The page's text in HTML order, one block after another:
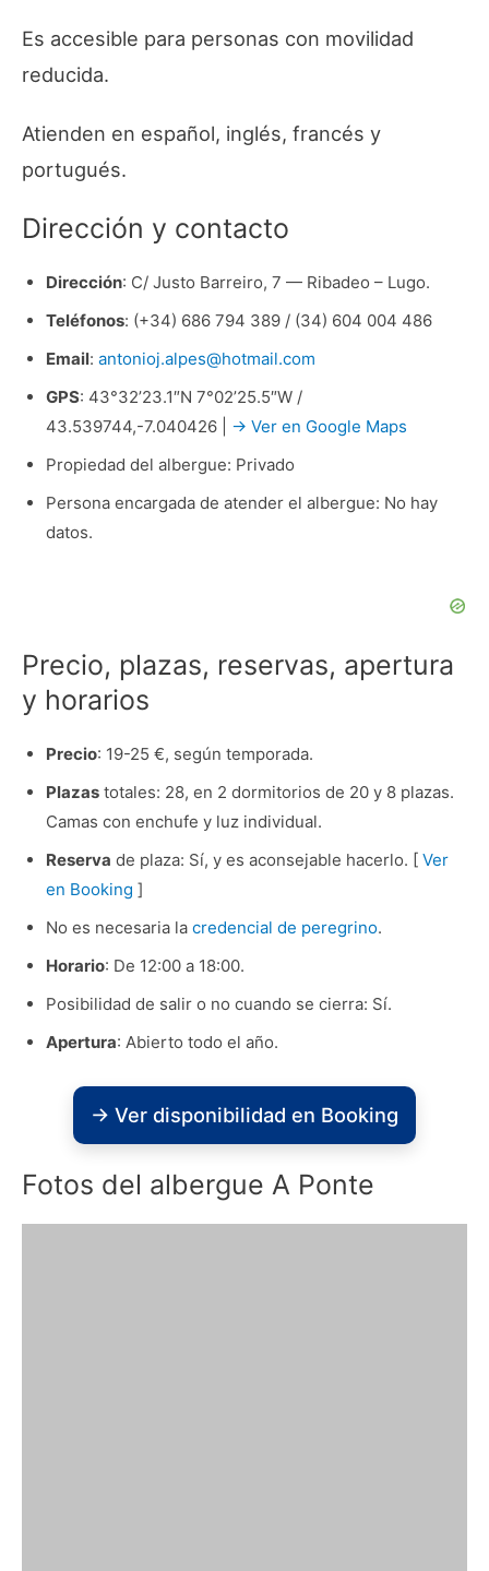
Es accesible para personas con movilidad
reducida.
Atienden en español, inglés, francés y
portugués.
Dirección y contacto
Dirección: C/ Justo Barreiro, 7 — Ribadeo – Lugo.
Teléfonos: (+34) 686 794 389 / (34) 604 004 486
Email: antonioj.alpes@hotmail.com
GPS: 43°32’23.1″N 7°02’25.5″W /
43.539744,-7.040426 | → Ver en Google Maps
Propiedad del albergue: Privado
Persona encargada de atender el albergue: No hay
datos.
Precio, plazas, reservas, apertura
y horarios
Precio: 19-25 €, según temporada.
Plazastotales: 28, en 2 dormitorios de 20 y 8 plazas.
Camas con enchufe y luz individual.
Reserva de plaza: Sí, y es aconsejable hacerlo. [ Ver
en Booking ]
No es necesaria la credencial de peregrino.
Horario: De 12:00 a 18:00.
Posibilidad de salir o no cuando se cierra: Sí.
Apertura: Abierto todo el año.
→ Ver disponibilidad en Booking
Fotos del albergue A Ponte